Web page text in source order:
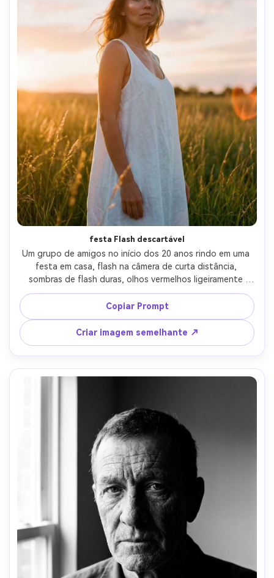
festa Flash descartável
Um grupo de amigos no início dos 20 anos rindo em uma
festa em casa, flash na câmera de curta distância,
sombras de flash duras, olhos vermelhos ligeiramente
presentes, aparência de câmera descartável vintage,
iluminação interna amarela quente, grão pesado, ligeiro
desfoque e foco imperfeito, nostálgica vibe candida dos
anos 2000, disparada como se fosse no Fujifilm
QuickSnap, moldura apertada, humor enérgico e caótico,
lente de 85mm, profundidade de campo rasa-AR 4:5
Copiar Prompt
Criar imagem semelhante ↗